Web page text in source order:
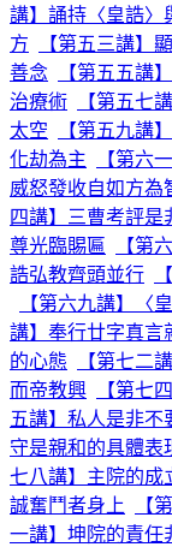
講】誦持〈皇誥〉
方
【第五三講】
善念
【第五五講
治療術
【第五七
太空
【第五九講
化劫為主
【第六
威怒發收自如方為
四講】三曹考評是
尊光臨賜匾
【第
誥弘教齊頭並行
【第六九講】〈
講】奉行廿字真言
的心態
【第七二
而帝教興
【第七
五講】私人是非不
守是親和的具體表
七八講】主院的成
誠奮鬥者身上
【
一講】坤院的責任